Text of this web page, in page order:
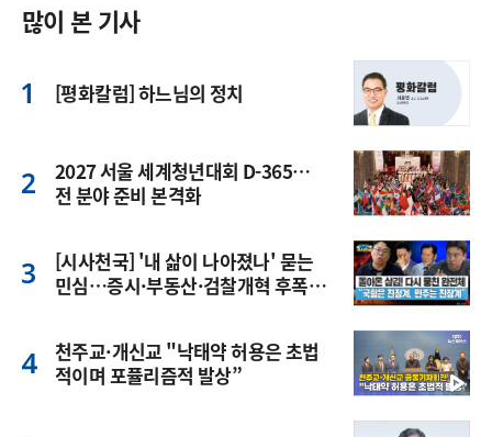
많이 본 기사
[평화칼럼] 하느님의 정치
2027 서울 세계청년대회 D-365…
전 분야 준비 본격화
[시사천국] '내 삶이 나아졌나' 묻는
민심…증시·부동산·검찰개혁 후폭
천주교·개신교 "낙태약 허용은 초법
적이며 포퓰리즘적 발상”